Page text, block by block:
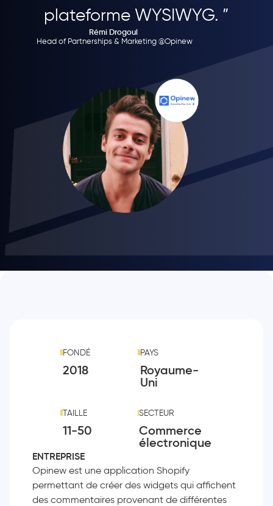
plateforme WYSIWYG. ”
Rémi Drogoul
Head of Partnerships & Marketing @Opinew
FONDÉ
2018
PAYS
Royaume-
Uni
TAILLE
11-50
SECTEUR
Commerce
électronique
ENTREPRISE
Opinew est une application Shopify
permettant de créer des widgets qui affichent
des commentaires provenant de différentes